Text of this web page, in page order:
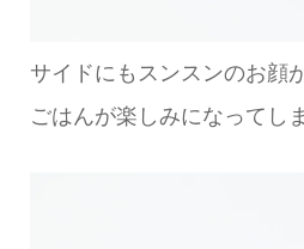
サイドにもスンスンのお顔
ごはんが楽しみになってし